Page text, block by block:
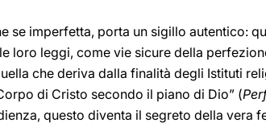
se imperfetta, porta un sigillo autentico:
loro leggi, come vie sicure della
che deriva dalla finalità degli Istituti
di Cristo secondo il piano di Dio” (
questo diventa il segreto della vera